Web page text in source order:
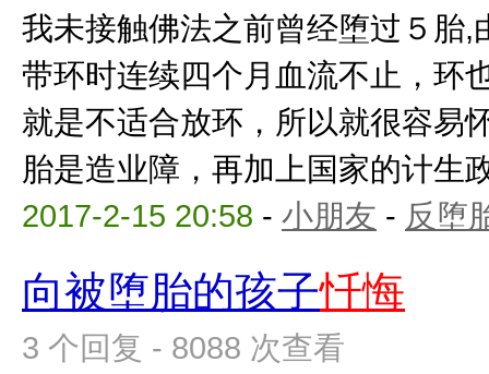
我未接触佛法之前曾经堕过５胎,
带环时连续四个月血流不止，环
就是不适合放环，所以就很容易
胎是造业障，再加上国家的计生
2017-2-15 20:58 - 小朋友 - 反堕
向被堕胎的孩子忏悔
3 个回复 - 8088 次查看